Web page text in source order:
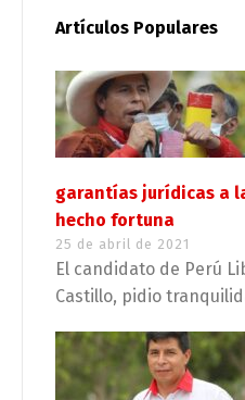
Artículos Populares
garantías jurídicas a
hecho fortuna
25 de abril de 2021
El candidato de Perú
Castillo, pidio